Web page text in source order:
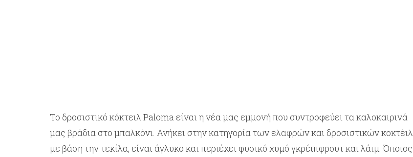
Το δροσιστικό κόκτειλ Paloma είναι η νέα μας εμμονή που συντροφεύει τα καλοκαιρινά
μας βράδια στο μπαλκόνι. Ανήκει στην κατηγορία των ελαφρών και δροσιστικών κοκτέιλ
με βάση την τεκίλα, είναι άγλυκο και περιέχει φυσικό χυμό γκρέιπφρουτ και λάιμ. Όποιος